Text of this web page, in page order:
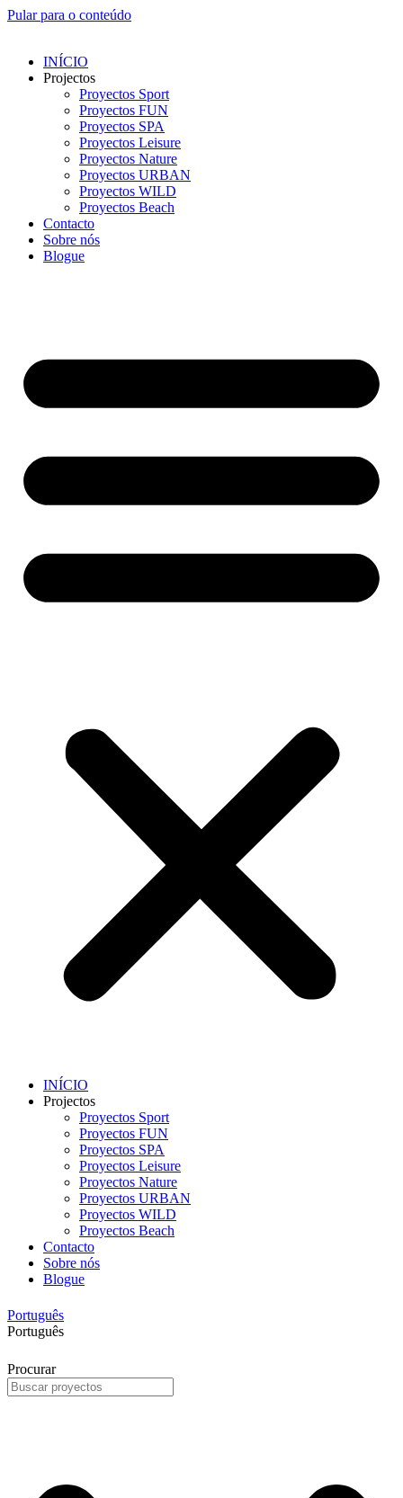
Pular para o conteúdo
INÍCIO
Projectos
Proyectos Sport
Proyectos FUN
Proyectos SPA
Proyectos Leisure
Proyectos Nature
Proyectos URBAN
Proyectos WILD
Proyectos Beach
Contacto
Sobre nós
Blogue
INÍCIO
Projectos
Proyectos Sport
Proyectos FUN
Proyectos SPA
Proyectos Leisure
Proyectos Nature
Proyectos URBAN
Proyectos WILD
Proyectos Beach
Contacto
Sobre nós
Blogue
Português
Português
Procurar